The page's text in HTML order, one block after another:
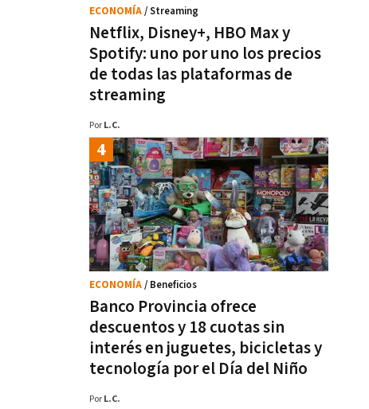
Netflix, Disney+, HBO Max y
Spotify: uno por uno los precios
de todas las plataformas de
streaming
ECONOMÍA/ Streaming
Por L.C.
Banco Provincia ofrece
descuentos y 18 cuotas sin
interés en juguetes, bicicletas y
tecnología por el Día del Niño
ECONOMÍA/ Beneficios
Por L.C.